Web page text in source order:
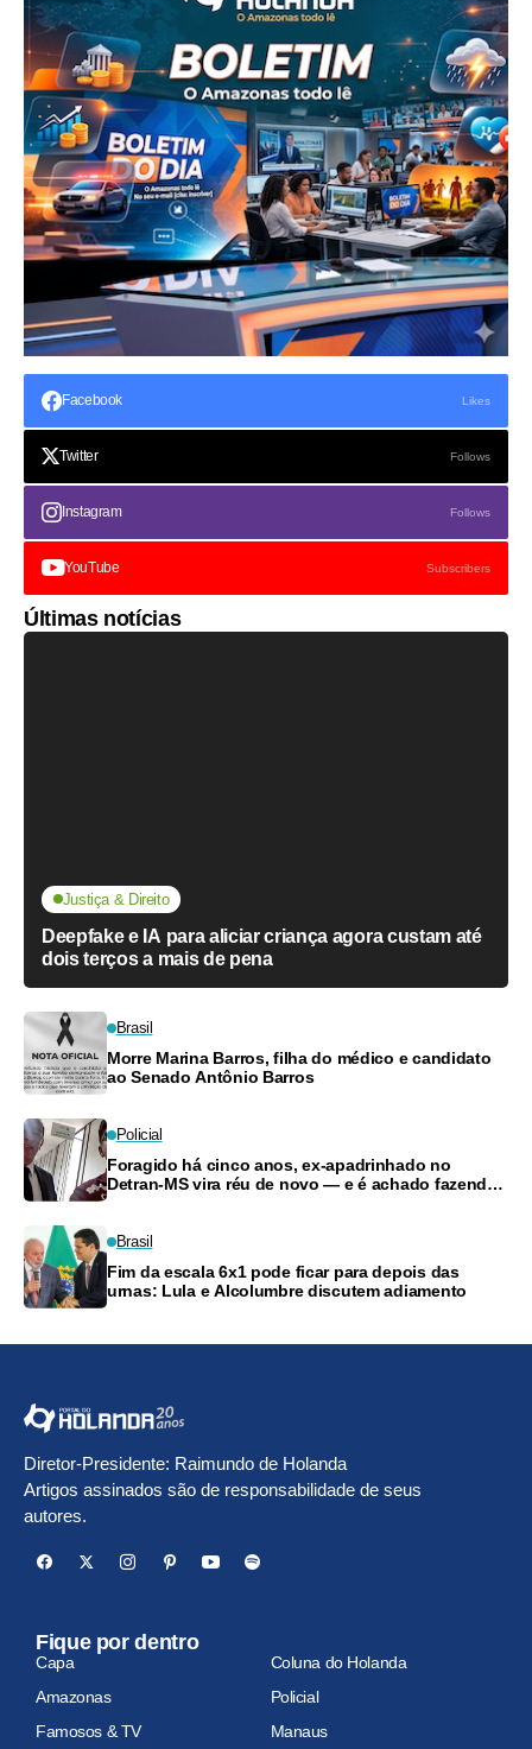
Facebook Likes
Twitter Follows
Instagram Follows
YouTube Subscribers
Últimas notícias
Justiça & Direito
Deepfake e IA para aliciar criança agora custam até
dois terços a mais de pena
Brasil
Morre Marina Barros, filha do médico e candidato
ao Senado Antônio Barros
Policial
Foragido há cinco anos, ex-apadrinhado no
Detran-MS vira réu de novo — e é achado fazendo
Brasil
Fim da escala 6x1 pode ficar para depois das
urnas: Lula e Alcolumbre discutem adiamento
Diretor-Presidente: Raimundo de Holanda
Artigos assinados são de responsabilidade de seus
autores.
Fique por dentro
Capa
Coluna do Holanda
Amazonas
Policial
Famosos & TV
Manaus